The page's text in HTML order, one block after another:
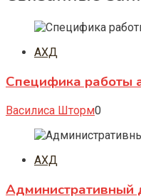
АХД
Специфика работы
Василиса Шторм0
АХД
Административный